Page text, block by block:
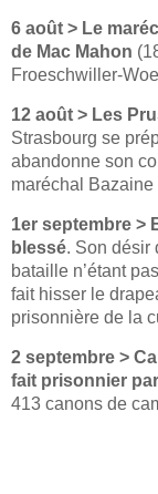
6 août > Le
de Mac Mahon
Froeschwiller-
12 août > Les
Strasbourg se
abandonne son
maréchal Bazaine
1er septembre >
blessé. Son désir
bataille n’étant
fait hisser le
prisonnière de la
2 septembre >
fait prisonnier
413 canons de